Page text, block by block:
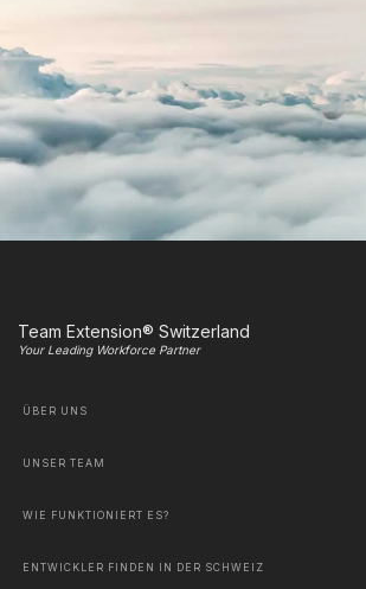
Team Extension® Switzerland
Your Leading Workforce Partner
ÜBER UNS
UNSER TEAM
WIE FUNKTIONIERT ES?
ENTWICKLER FINDEN IN DER SCHWEIZ